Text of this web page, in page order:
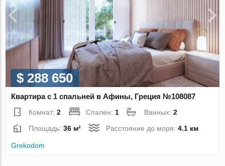
$ 288 650
Квартира с 1 спальней в Афины, Греция №108087
Комнат:2 Спален:1 Ванных:2
Площадь:36 м² Расстояние до моря:4.1 км
Grekodom